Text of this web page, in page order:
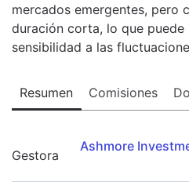
mercados emergentes, pero
duración corta, lo que puede
sensibilidad a las
Resumen Comisiones
Gestora
Ashmore